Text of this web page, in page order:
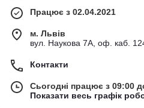
Працює з 02.04.2021
м. Львів
вул. Наукова 7А, оф. каб.
Контакти
Сьогодні працює з 09:00
Показати весь графік